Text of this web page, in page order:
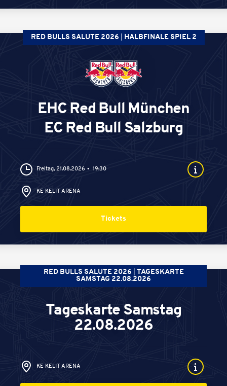
RED BULLS SALUTE 2026 HALBFINALE SPIEL 2
EHC Red Bull München
EC Red Bull Salzburg
Freitag, 21.08.2026 19:30
KE KELIT ARENA
Tickets
RED BULLS SALUTE 2026
TAGESKARTE
SAMSTAG 22.08.2026
Tageskarte Samstag
22.08.2026
KE KELIT ARENA